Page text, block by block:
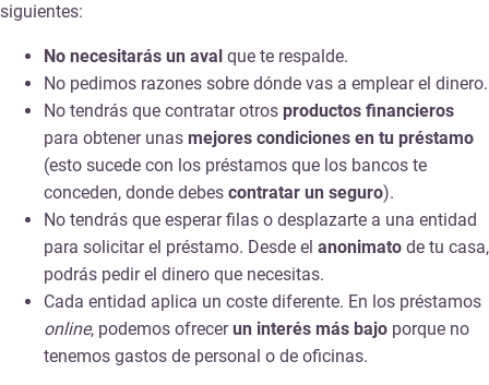
siguientes:
No necesitarás un aval que te respalde.
No pedimos razones sobre dónde vas a emplear el dinero.
No tendrás que contratar otros productos financieros
para obtener unas mejores condiciones en tu préstamo
(esto sucede con los préstamos que los bancos te
conceden, donde debes contratar un seguro).
No tendrás que esperar filas o desplazarte a una entidad
para solicitar el préstamo. Desde el anonimato de tu casa,
podrás pedir el dinero que necesitas.
Cada entidad aplica un coste diferente. En los préstamos
online, podemos ofrecer un interés más bajo porque no
tenemos gastos de personal o de oficinas.